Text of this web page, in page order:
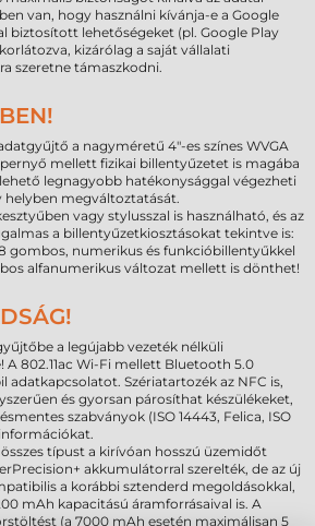
van, hogy használni kívánja-e a Google
biztosított lehetőségeket (pl. Google Play
kizárólag a saját vállalati
szeretne támaszkodni.
a nagyméretű 4"-es színes WVGA
mellett fizikai billentyűzetet is magába
legnagyobb hatékonysággal végezheti
helyben megváltoztatását.
vagy stylusszal is használható, és az
a billentyűzetkiosztásokat tekintve is:
gombos, numerikus és funkcióbillentyűkkel
alfanumerikus változat mellett is dönthet!
a legújabb vezeték nélküli
802.11ac Wi-Fi mellett Bluetooth 5.0
adatkapcsolatot. Szériatartozék az NFC is,
és gyorsan párosíthat készülékeket,
szabványok (ISO 14443, Felica, ISO
típust a kirívóan hosszú üzemidőt
akkumulátorral szerelték, de az új
a korábbi sztenderd megoldásokkal,
mAh kapacitású áramforrásaival is. A
(a 7000 mAh esetén maximálisan 5